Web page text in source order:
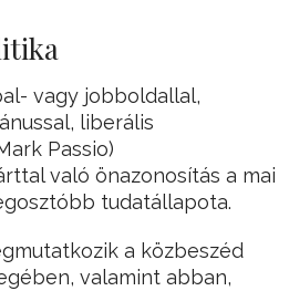
vagy jobboldallal,
liberális
Passio)
való önazonosítás a mai
tudatállapota.
a közbeszéd
valamint abban,